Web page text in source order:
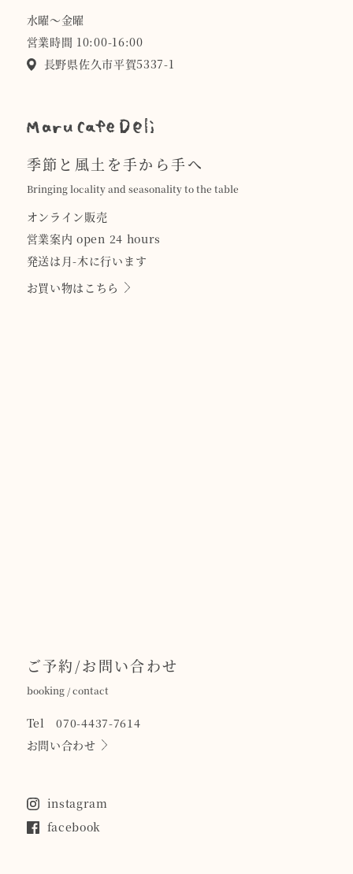
水曜〜金曜
営業時間 10:00-16:00
長野県佐久市平賀5337-1
季節と風土を手から手へ
Bringing locality and seasonality to the table
オンライン販売
営業案内 open 24 hours
発送は月-木に行います
お買い物はこちら
ご予約/お問い合わせ
booking / contact
Tel 070-4437-7614
お問い合わせ
instagram
facebook